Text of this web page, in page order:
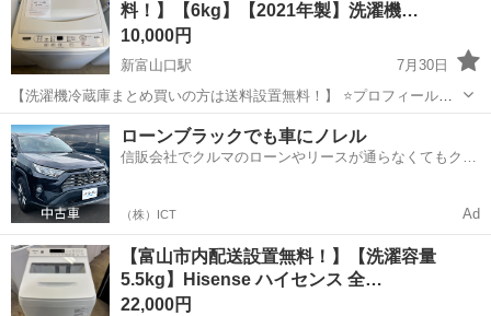
た隣にある大きな倉庫は別会社...料！】【6kg】【2021年製】洗濯機…
10,000円
新富山口駅
7月30日
【洗濯機冷蔵庫まとめ買いの方は送料設置無料！】 ⭐️プロフィールを
お読みになってから、ご連絡下さい！ 倉庫にスタッフ常駐しており
ません！ アポイントなしでの直接の訪問はお控えくださいませ！ ま
た隣にある大きな倉庫は別会社...
富山 富山市 新富山口駅 生活家電
ローンブラックでも車にノレル
信販会社でクルマのローンやリースが通らなくてもクル
（株）ICT Ad
【富山市内配送設置無料！】【洗濯容量
5.5kg】Hisense ハイセンス 全…
22,000円